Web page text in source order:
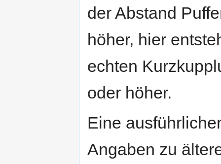
der Abstand
höher, hier
echten
oder höher.
Eine
Angaben zu